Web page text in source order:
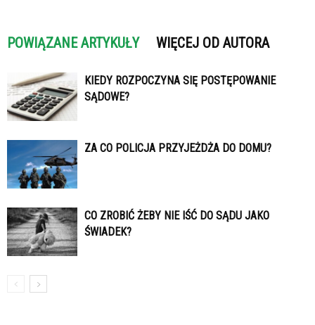
POWIĄZANE ARTYKUŁY WIĘCEJ OD AUTORA
KIEDY ROZPOCZYNA SIĘ POSTĘPOWANIE
SĄDOWE?
ZA CO POLICJA PRZYJEŻDŻA DO DOMU?
CO ZROBIĆ ŻEBY NIE IŚĆ DO SĄDU JAKO
ŚWIADEK?